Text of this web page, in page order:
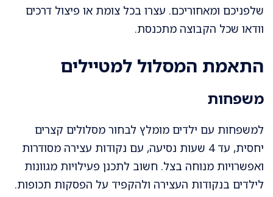
שלפניכם ומאחוריכם. עצרו בכל צומת או פיצול דרכים
וודאו שכל הקבוצה מתכנסת.
התאמת המסלול למטיילים
משפחות
למשפחות עם ילדים מומלץ לבחור מסלולים קצרים
יחסית, עד 4 שעות נסיעה, עם נקודות עצירה מסודרות
ואפשרויות מנוחה בצל. חשוב לתכנן פעילויות מגוונות
לילדים בנקודות העצירה ולהקפיד על הפסקות תכופות.